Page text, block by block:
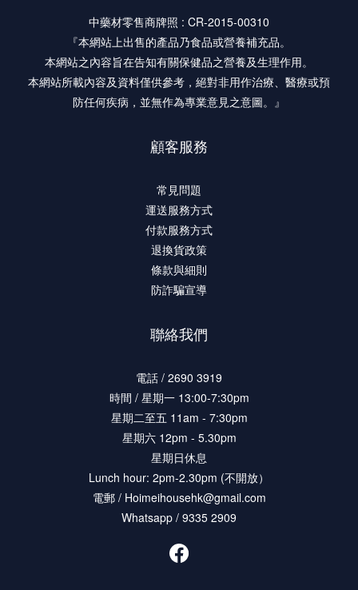
中藥材零售商牌照 : CR-2015-00310
『本網站上出售的產品乃食品或營養補充品。
本網站之內容旨在告知有關保健品之營養及生理作用。
本網站所載內容及資料僅供參考，絕對非用作治療、醫療或預
防任何疾病，並無作為專業意見之意圖。』
顧客服務
常見問題
運送服務方式
付款服務方式
退換貨政策
條款與細則
防詐騙宣導
聯絡我們
電話 / 2690 3919
時間 / 星期一 13:00-7:30pm
星期二至五 11am - 7:30pm
星期六 12pm - 5.30pm
星期日休息
Lunch hour: 2pm-2.30pm (不開放）
電郵 / Hoimeihousehk@gmail.com
Whatsapp / 9335 2909